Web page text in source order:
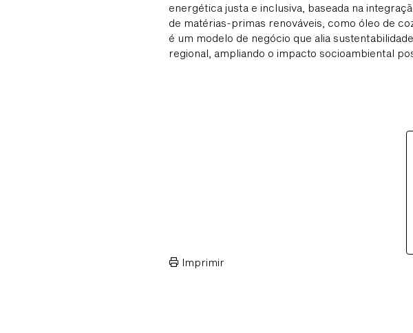
energética justa e inclusiva, baseada na
de matérias-primas renováveis, como óleo de
é um modelo de negócio que alia
regional, ampliando o impacto socioambiental
Imprimir